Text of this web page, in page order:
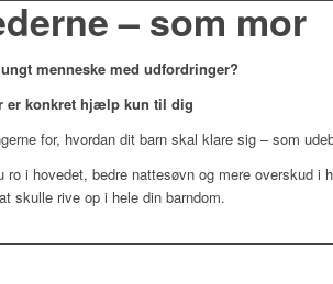
– som mor
menneske med udfordringer?
er konkret hjælp kun til dig
for, hvordan dit barn skal klare sig – som
i hovedet, bedre nattesøvn og mere overskud i
at skulle rive op i hele din barndom.